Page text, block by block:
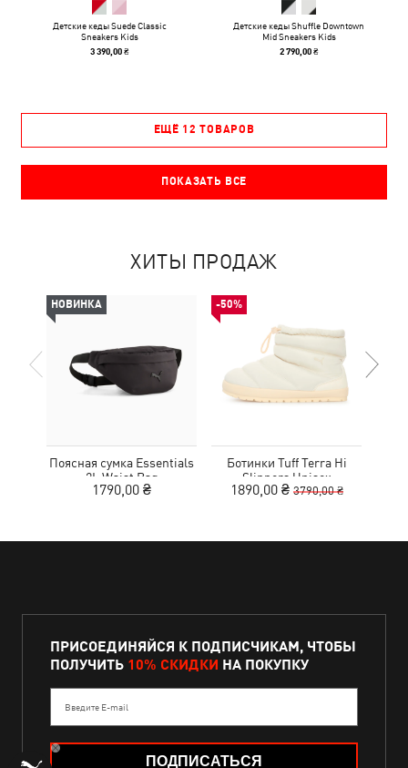
Детские кеды Suede Classic
Sneakers Kids
3 390,00 ₴
Детские кеды Shuffle Downtown
Mid Sneakers Kids
2 790,00 ₴
ЕЩЁ 12 ТОВАРОВ
ПОКАЗАТЬ ВСЕ
ХИТЫ ПРОДАЖ
НОВИНКА
Поясная сумка Essentials
2L Waist Bag
1790,00 ₴
-50%
Ботинки Tuff Terra Hi
Slippers Unisex
1890,00 ₴ 3790,00 ₴
ПРИСОЕДИНЯЙСЯ К ПОДПИСЧИКАМ, ЧТОБЫ
ПОЛУЧИТЬ 10% СКИДКИ НА ПОКУПКУ
Введите E-mail
ПОДПИСАТЬСЯ